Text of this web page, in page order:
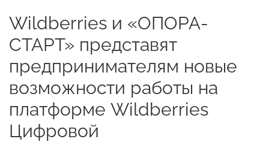
Wildberries и «ОПОРА-
СТАРТ» представят
предпринимателям новые
возможности работы на
платформе Wildberries
Цифровой